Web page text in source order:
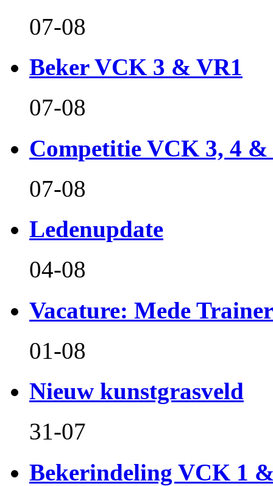
07-08
Beker VCK 3 & VR1
07-08
Competitie VCK 3, 4 &
07-08
Ledenupdate
04-08
Vacature: Mede
01-08
Nieuw kunstgrasveld
31-07
Bekerindeling VCK 1